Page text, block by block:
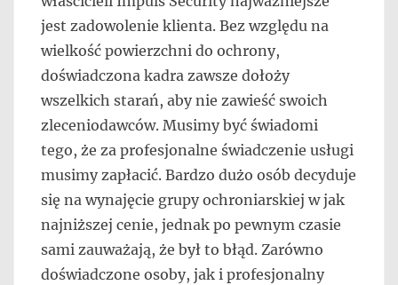
jest zadowolenie klienta. Bez względu na
wielkość powierzchni do ochrony,
doświadczona kadra zawsze dołoży
wszelkich starań, aby nie zawieść swoich
zleceniodawców. Musimy być świadomi
tego, że za profesjonalne świadczenie usługi
musimy zapłacić. Bardzo dużo osób decyduje
się na wynajęcie grupy ochroniarskiej w jak
najniższej cenie, jednak po pewnym czasie
sami zauważają, że był to błąd. Zarówno
doświadczone osoby, jak i profesjonalny